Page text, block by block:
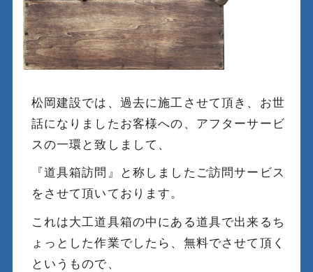
松岡建設では、過去に施工させて頂き、お世
話になりましたお客様への、アフターサービ
スの一環と致しまして、
『道具箱訪問』と称しましたご訪問サービス
をさせて頂いております。
これは大工道具箱の中にある道具で出来るち
ょっとした作業でしたら、無料でさせて頂く
というもので、